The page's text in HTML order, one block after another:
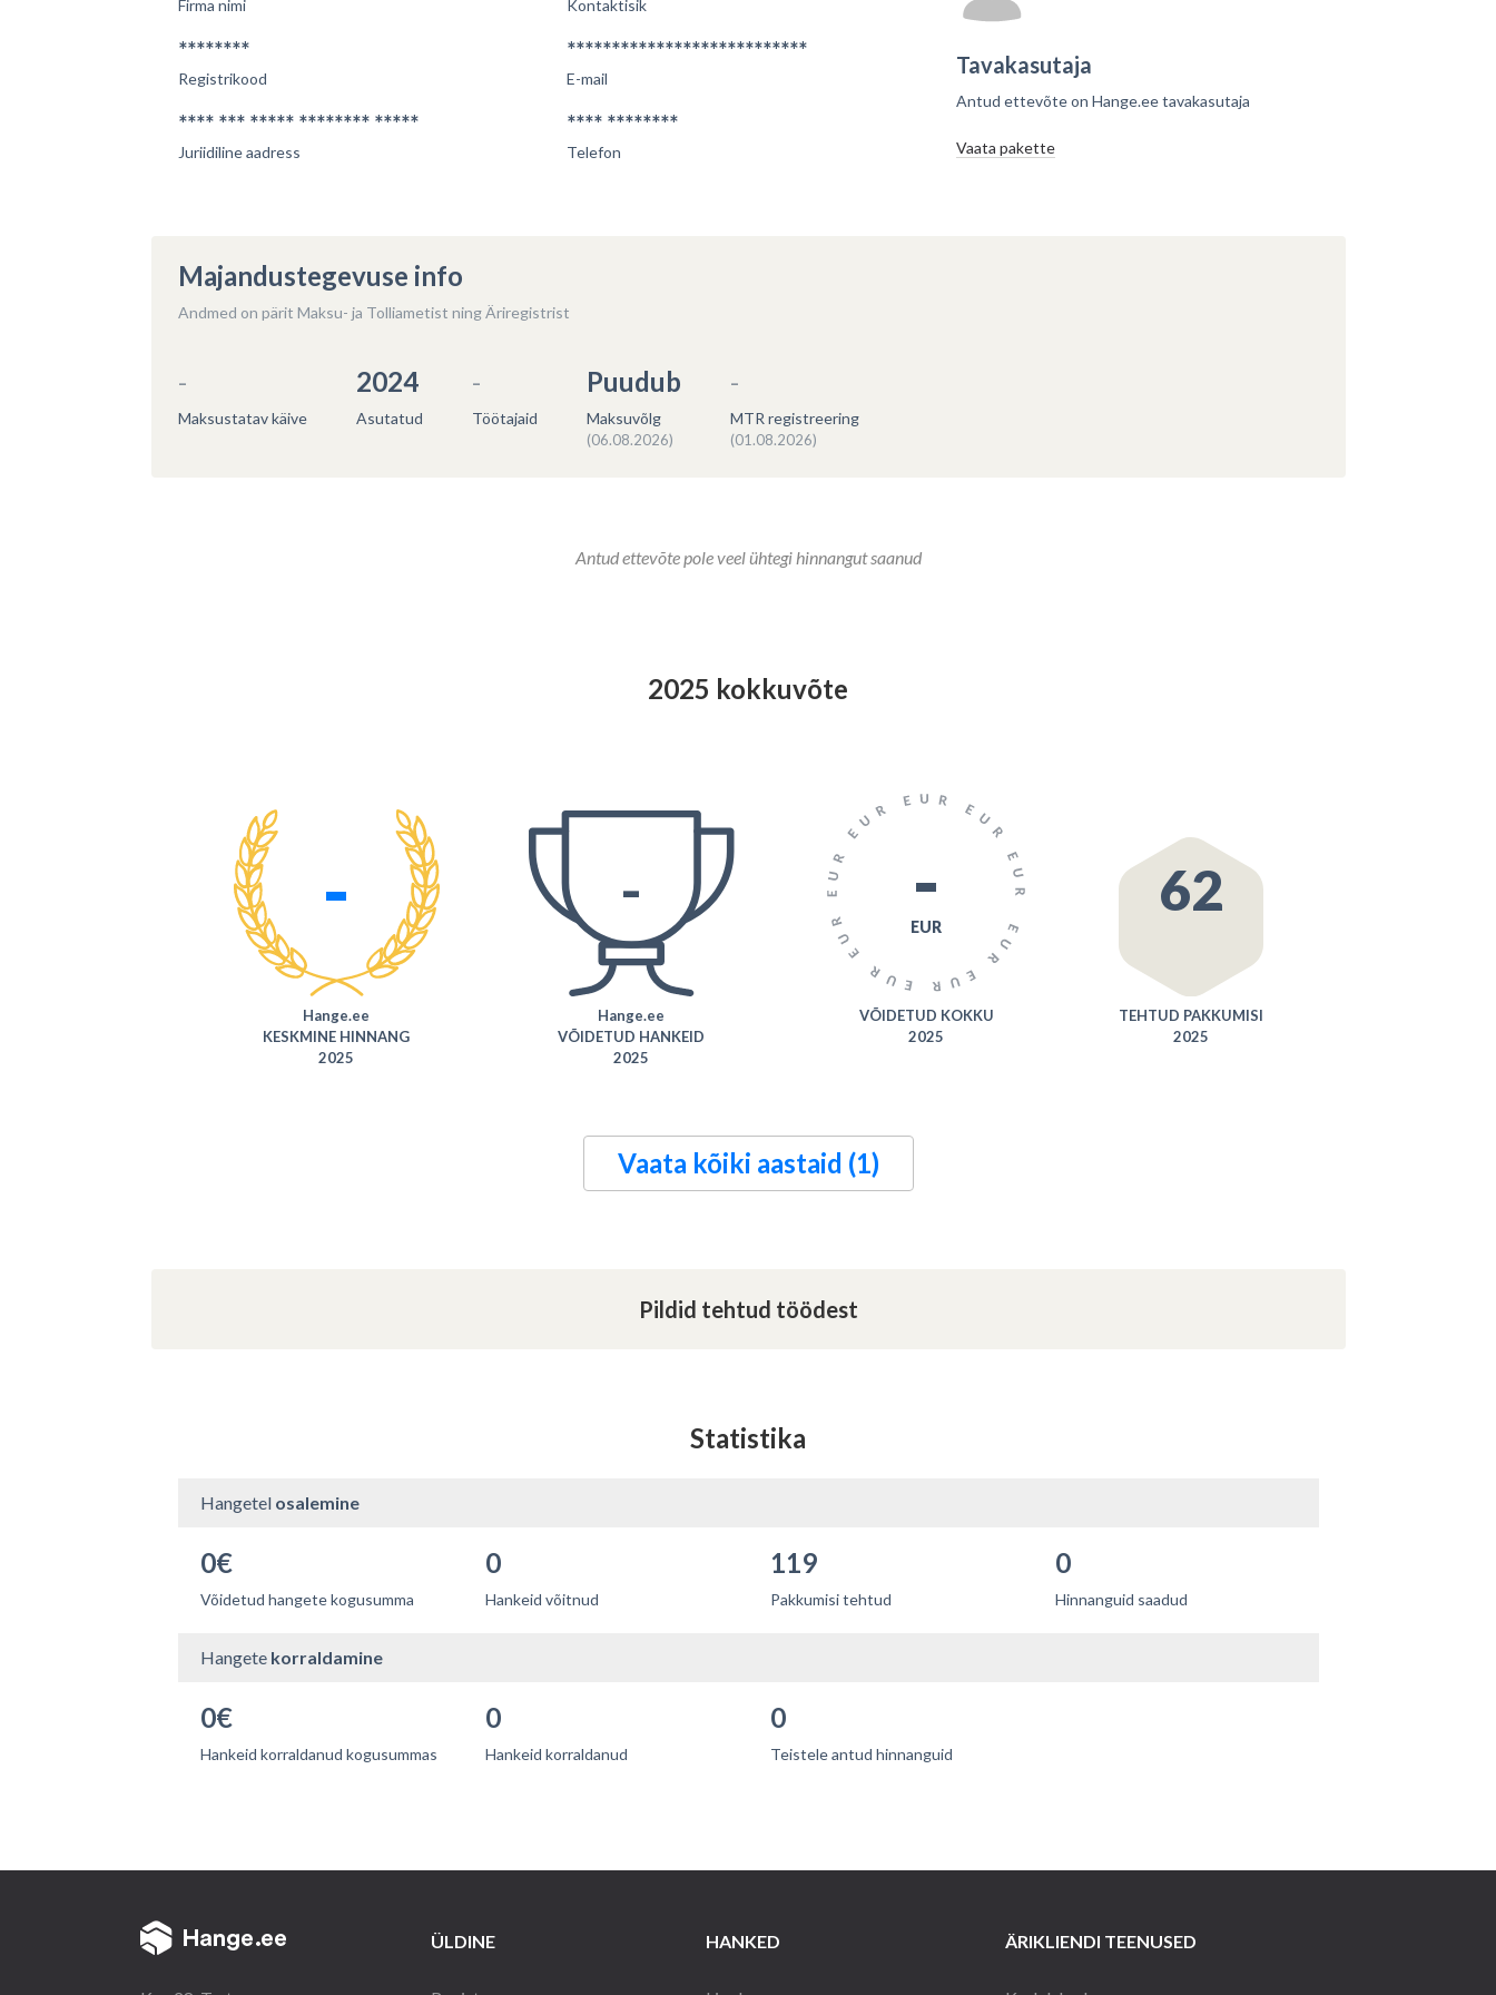
Firma nimi
********
Registrikood
**** *** ***** ******** *****
Juriidiline aadress
Kontaktisik
***************************
E-mail
**** ********
Telefon
Tavakasutaja
Antud ettevõte on Hange.ee tavakasutaja
Vaata pakette
Majandustegevuse info
Andmed on pärit Maksu- ja Tolliametist ning Äriregistrist
-
Maksustatav käive
2024
Asutatud
-
Töötajaid
Puudub
Maksuvõlg
(06.08.2026)
-
MTR registreering
(01.08.2026)
Antud ettevõte pole veel ühtegi hinnangut saanud
2025 kokkuvõte
-
Hange.ee
KESKMINE HINNANG
2025
-
Hange.ee
VÕIDETUD HANKEID
2025
-
EUR
VÕIDETUD KOKKU
2025
62
TEHTUD PAKKUMISI
2025
Vaata kõiki aastaid (1)
Pildid tehtud töödest
Statistika
Hangetel osalemine
0€
Võidetud hangete kogusumma
0
Hankeid võitnud
119
Pakkumisi tehtud
0
Hinnanguid saadud
Hangete korraldamine
0€
Hankeid korraldanud kogusummas
0
Hankeid korraldanud
0
Teistele antud hinnanguid
ÜLDINE HANKED ÄRIKLIENDI TEENUSED
Avalik sektor
(Omavalitsus, riigiettevõte, sihtasutus, kool, lasteaed
Kõik hinnangud (0)
Hange.ee
KESKMINE HINNANG
-
Hange.ee
VÕIDETUD HANKEID
2024
-
VÕIDETUD KOKKU
2024
11
TEHTUD PAKKUMISI
2024